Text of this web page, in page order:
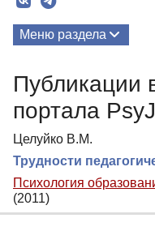
Меню раздела
Публикации
портала
Целуйко В.М.
Трудности
Психология
(2011)